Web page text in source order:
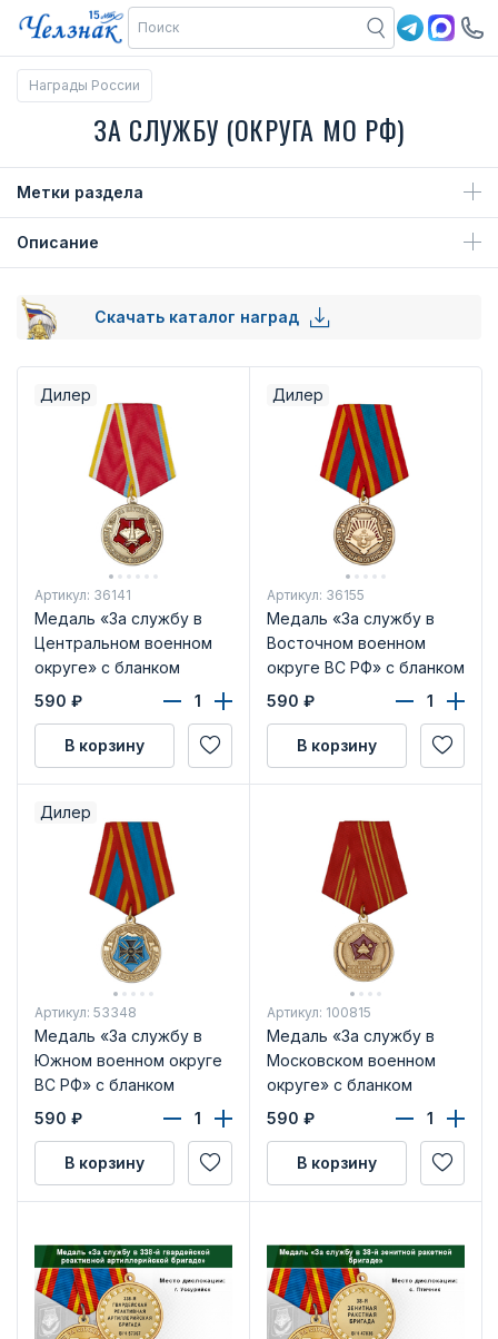
Награды России
ЗА СЛУЖБУ (ОКРУГА МО РФ)
Метки раздела
Описание
Скачать каталог наград
Дилер
Артикул: 36141
Медаль «За службу в
Центральном военном
округе» с бланком
удостоверения
590 ₽
В корзину
Дилер
Артикул: 36155
Медаль «За службу в
Восточном военном
округе ВС РФ» с бланком
удостоверения
590 ₽
В корзину
Дилер
Артикул: 53348
Медаль «За службу в
Южном военном округе
ВС РФ» с бланком
удостоверения
590 ₽
В корзину
Артикул: 100815
Медаль «За службу в
Московском военном
округе» с бланком
удостоверения
590 ₽
В корзину